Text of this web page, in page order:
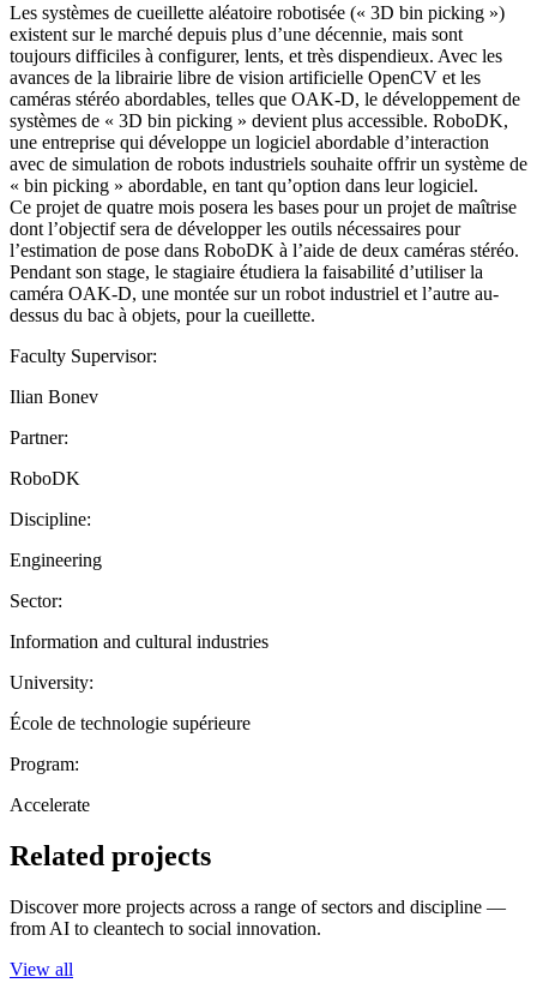
Les systèmes de cueillette aléatoire robotisée (« 3D bin picking »)
existent sur le marché depuis plus d’une décennie, mais sont
toujours difficiles à configurer, lents, et très dispendieux. Avec les
avances de la librairie libre de vision artificielle OpenCV et les
caméras stéréo abordables, telles que OAK-D, le développement de
systèmes de « 3D bin picking » devient plus accessible. RoboDK,
une entreprise qui développe un logiciel abordable d’interaction
avec de simulation de robots industriels souhaite offrir un système de
« bin picking » abordable, en tant qu’option dans leur logiciel.
Ce projet de quatre mois posera les bases pour un projet de maîtrise
dont l’objectif sera de développer les outils nécessaires pour
l’estimation de pose dans RoboDK à l’aide de deux caméras stéréo.
Pendant son stage, le stagiaire étudiera la faisabilité d’utiliser la
caméra OAK-D, une montée sur un robot industriel et l’autre au-
dessus du bac à objets, pour la cueillette.
Faculty Supervisor:
Ilian Bonev
Partner:
RoboDK
Discipline:
Engineering
Sector:
Information and cultural industries
University:
École de technologie supérieure
Program:
Accelerate
Related projects
Discover more projects across a range of sectors and discipline —
from AI to cleantech to social innovation.
View all